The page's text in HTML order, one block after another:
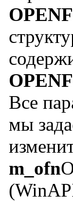
Все
мы
m_ofn